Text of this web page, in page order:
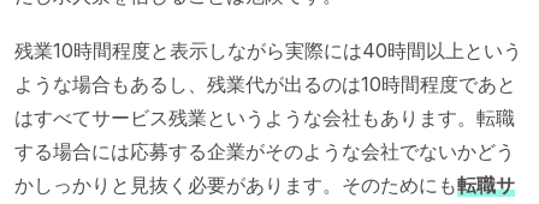
残業10時間程度と表示しながら実際には40時間以上という
ような場合もあるし、残業代が出るのは10時間程度であと
はすべてサービス残業というような会社もあります。転職
する場合には応募する企業がそのような会社でないかどう
かしっかりと見抜く必要があります。そのためにも転職サ